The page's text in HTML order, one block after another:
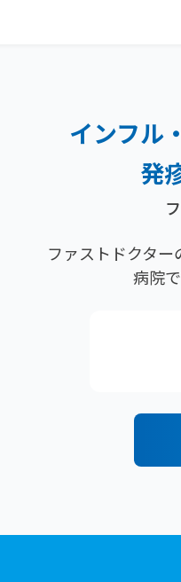
インフル
発
ファストドクタ
病院